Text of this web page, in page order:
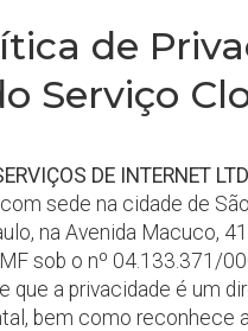
de
Serviço
DE INTERNET
com sede na cidade de
na Avenida Macuco,
sob o nº 04.133.371/
que a privacidade é um
bem como reconhece